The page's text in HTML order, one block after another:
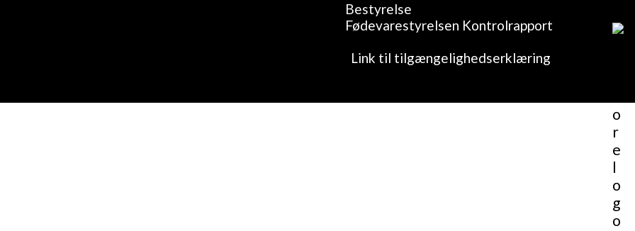
Bestyrelse
Fødevarestyrelsen Kontrolrapport
Link til tilgængelighedserklæring